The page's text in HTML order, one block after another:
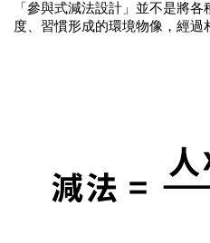
「參與式減法設計」並不是將
度、習慣形成的環境物像，經